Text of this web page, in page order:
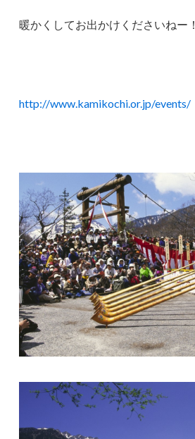
暖かくしてお出かけくださいねー！
http://www.kamikochi.or.jp/events/